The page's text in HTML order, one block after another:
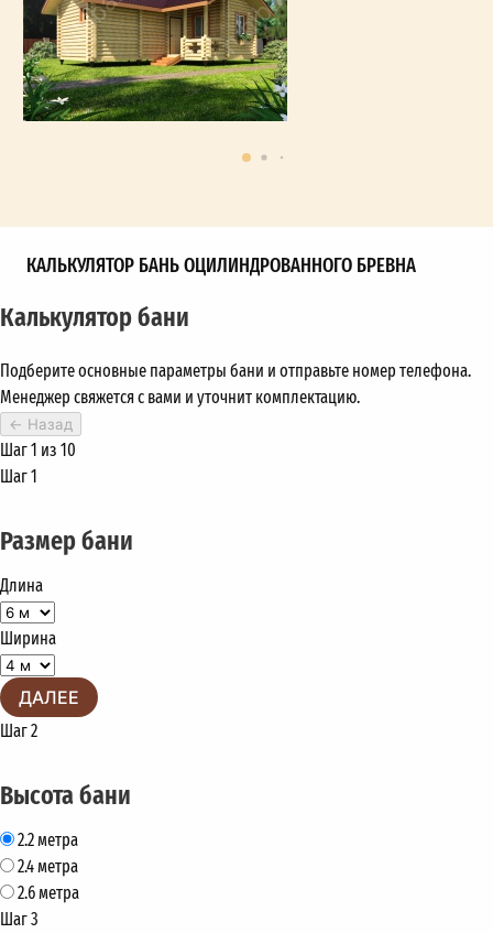
КАЛЬКУЛЯТОР БАНЬ ОЦИЛИНДРОВАННОГО БРЕВНА
Калькулятор бани
Подберите основные параметры бани и отправьте номер телефона.
Менеджер свяжется с вами и уточнит комплектацию.
← Назад
Шаг 1 из 10
Шаг 1
Размер бани
Длина
Ширина
ДАЛЕЕ
Шаг 2
Высота бани
2.2 метра
2.4 метра
2.6 метра
Шаг 3